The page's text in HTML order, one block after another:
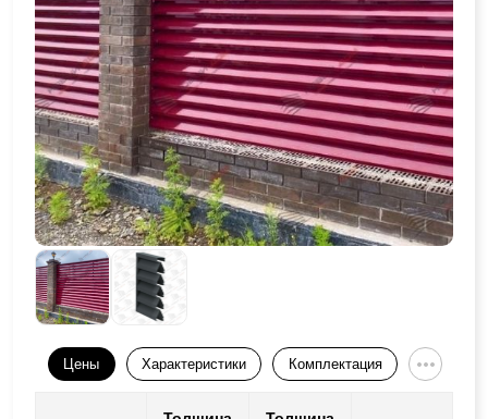
Цены Характеристики Комплектация